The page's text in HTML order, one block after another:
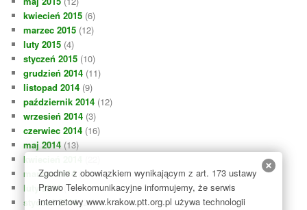
kwiecień 2015 (6)
marzec 2015 (12)
luty 2015 (4)
styczeń 2015 (10)
grudzień 2014 (11)
listopad 2014 (9)
październik 2014 (12)
wrzesień 2014 (3)
czerwiec 2014 (16)
maj 2014 (13)
kwiecień 2014
marzec 2014(13)
luty 2014(17)
styczeń 2014(23)
Zgodnie z obowiązkiem wynikającym z art. 173 ustawy
Prawo Telekomunikacyjne informujemy, że serwis
internetowy www.krakow.ptt.org.pl używa technologii